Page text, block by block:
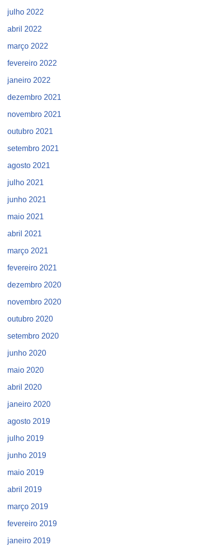
julho 2022
abril 2022
março 2022
fevereiro 2022
janeiro 2022
dezembro 2021
novembro 2021
outubro 2021
setembro 2021
agosto 2021
julho 2021
junho 2021
maio 2021
abril 2021
março 2021
fevereiro 2021
dezembro 2020
novembro 2020
outubro 2020
setembro 2020
junho 2020
maio 2020
abril 2020
janeiro 2020
agosto 2019
julho 2019
junho 2019
maio 2019
abril 2019
março 2019
fevereiro 2019
janeiro 2019